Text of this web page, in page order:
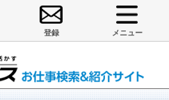
登録 メニュー